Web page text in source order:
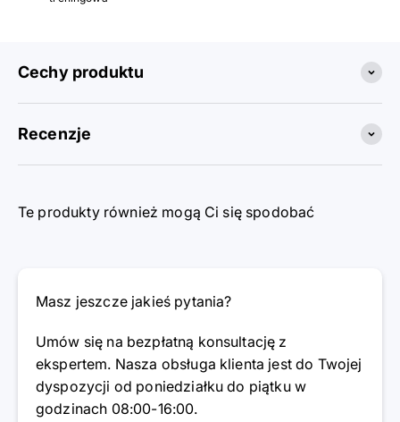
Cechy produktu
Recenzje
Te produkty również mogą Ci się spodobać
Masz jeszcze jakieś pytania?
Umów się na bezpłatną konsultację z
ekspertem. Nasza obsługa klienta jest do Twojej
dyspozycji od poniedziałku do piątku w
godzinach 08:00-16:00.